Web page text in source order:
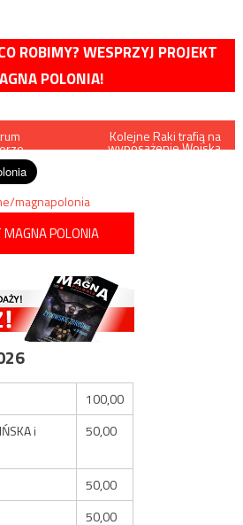
ROBIMY? WESPRZYJ PROJEKT
POLONIA!
Kolejne Raki trafią na
wyposażenie Wojska
magnapolonia
MAGNA POLONIA
100,00
i
50,00
50,00
50,00